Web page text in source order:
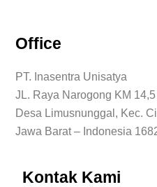
Office
PT. Inasentra Unisatya
JL. Raya Narogong KM
Desa Limusnunggal, Kec.
Jawa Barat – Indonesia
Kontak Kami